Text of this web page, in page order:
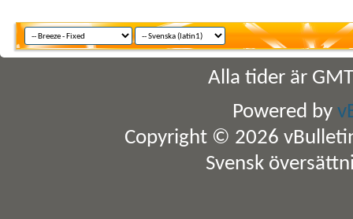
Alla tider är
Powered by
Copyright © 2026
Svensk